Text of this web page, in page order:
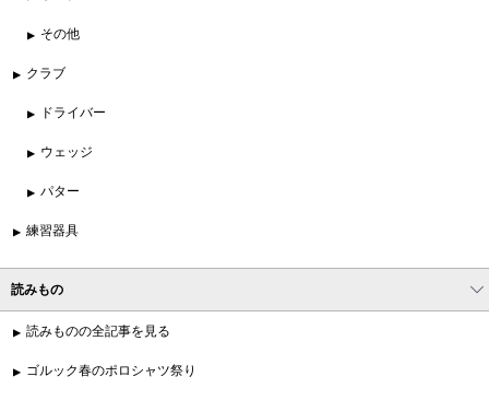
その他
クラブ
ドライバー
ウェッジ
パター
練習器具
読みもの
読みものの全記事を見る
ゴルック春のポロシャツ祭り